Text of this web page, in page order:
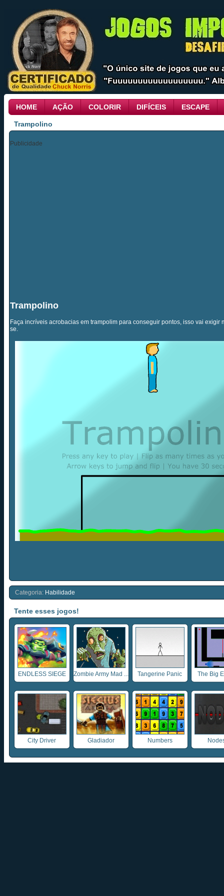
HOME AÇÃO COLORIR DIFÍCEIS ESCAPE
Trampolino
Publicidade
Trampolino
Faça incríveis acrobacias em trampolim para conseguir pontos, isso vai exigir
se.
Categoria: Habilidade
Tente esses jogos!
ENDLESS SIEGE Zombie Army Mad ... Tangerine Panic The Big
City Driver Gladiador Numbers